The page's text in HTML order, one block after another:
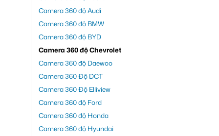
Camera 360 độ Audi
Camera 360 độ BMW
Camera 360 độ BYD
Camera 360 độ Chevrolet
Camera 360 độ Daewoo
Camera 360 Độ DCT
Camera 360 Độ Elliview
Camera 360 độ Ford
Camera 360 độ Honda
Camera 360 độ Hyundai